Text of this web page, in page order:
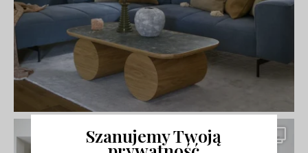
Szanujemy Twoją